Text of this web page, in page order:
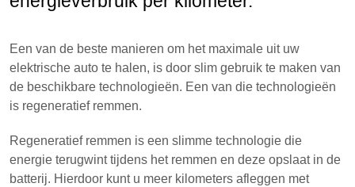
Een van de beste manieren om het maximale uit uw
elektrische auto te halen, is door slim gebruik te maken van
de beschikbare technologieën. Een van die technologieën
is regeneratief remmen.
Regeneratief remmen is een slimme technologie die
energie terugwint tijdens het remmen en deze opslaat in de
batterij. Hierdoor kunt u meer kilometers afleggen met